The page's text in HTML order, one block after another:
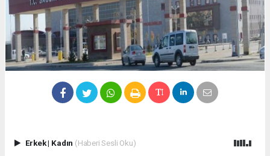
Erkek| Kadın (Haberi Sesli Oku)